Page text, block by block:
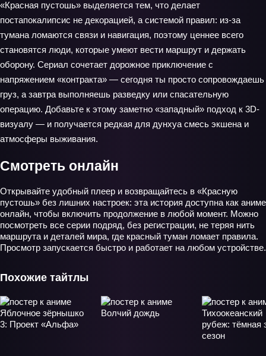
«Красная пустошь» выделяется тем, что делает
постапокалипсис не декорацией, а системой правил: из-за
тумана ломаются связи и навигация, поэтому ценнее всего
становятся люди, которые умеют вести маршрут и держать
оборону. Сериал сочетает дорожное приключение с
напряжением «контракта» — сегодня ты просто сопровождаешь
груз, а завтра выполняешь разведку или спасательную
операцию. Добавьте к этому заметно «западный» подход к 3D-
визуалу — и получается редкая для дунхуа смесь экшена и
атмосферы выживания.
Смотреть онлайн
Открывайте удобный плеер и возвращайтесь в «Красную
пустошь» без лишних настроек: эта история доступна как аниме
онлайн, чтобы включить продолжение в любой момент. Можно
посмотреть все серии подряд, без регистрации, не теряя нить
маршрута и деталей мира, где красный туман ломает правила.
Просмотр запускается быстро и работает на любом устройстве.
Похожие тайтлы